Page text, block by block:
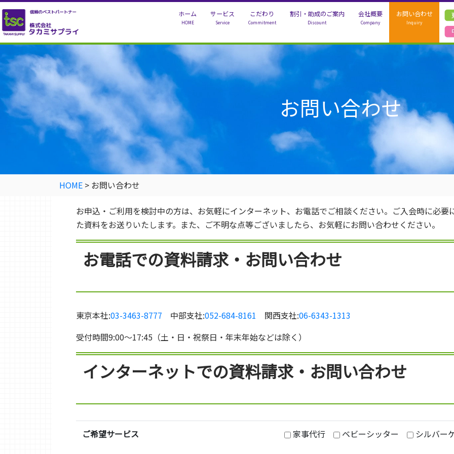
ホーム
HOME
サービス
Service
家事代行
ベビーシッター
シルバーケア
こだわり
Commitment
割引・助成のご案内
Discount
会社概要
Company
お問い合わせ
Inquiry
お問い合わせ
HOME > お問い合わせ
お申込・ご利用を検討中の方は、お気軽にインターネット、お電話でご相談ください。ご入会時に必
た資料をお送りいたします。また、ご不明な点等ございましたら、お気軽にお問い合わせください。
お電話での資料請求・お問い合わせ
東京本社:03-3463-8777 中部支社:052-684-8161 関西支社:06-6343-1313
受付時間9:00～17:45（土・日・祝祭日・年末年始などは除く）
インターネットでの資料請求・お問い合わせ
ご希望サービス 家事代行 ベビーシッター シルバー